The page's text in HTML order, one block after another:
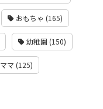
おもちゃ (165)
幼稚園 (150)
マ (125)